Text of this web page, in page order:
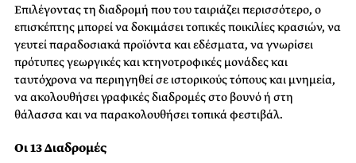
Επιλέγοντας τη διαδρομή που του ταιριάζει περισσότερο, ο
επισκέπτης μπορεί να δοκιμάσει τοπικές ποικιλίες κρασιών, να
γευτεί παραδοσιακά προϊόντα και εδέσματα, να γνωρίσει
πρότυπες γεωργικές και κτηνοτροφικές μονάδες και
ταυτόχρονα να περιηγηθεί σε ιστορικούς τόπους και μνημεία,
να ακολουθήσει γραφικές διαδρομές στο βουνό ή στη
θάλασσα και να παρακολουθήσει τοπικά φεστιβάλ.
Οι 13 Διαδρομές